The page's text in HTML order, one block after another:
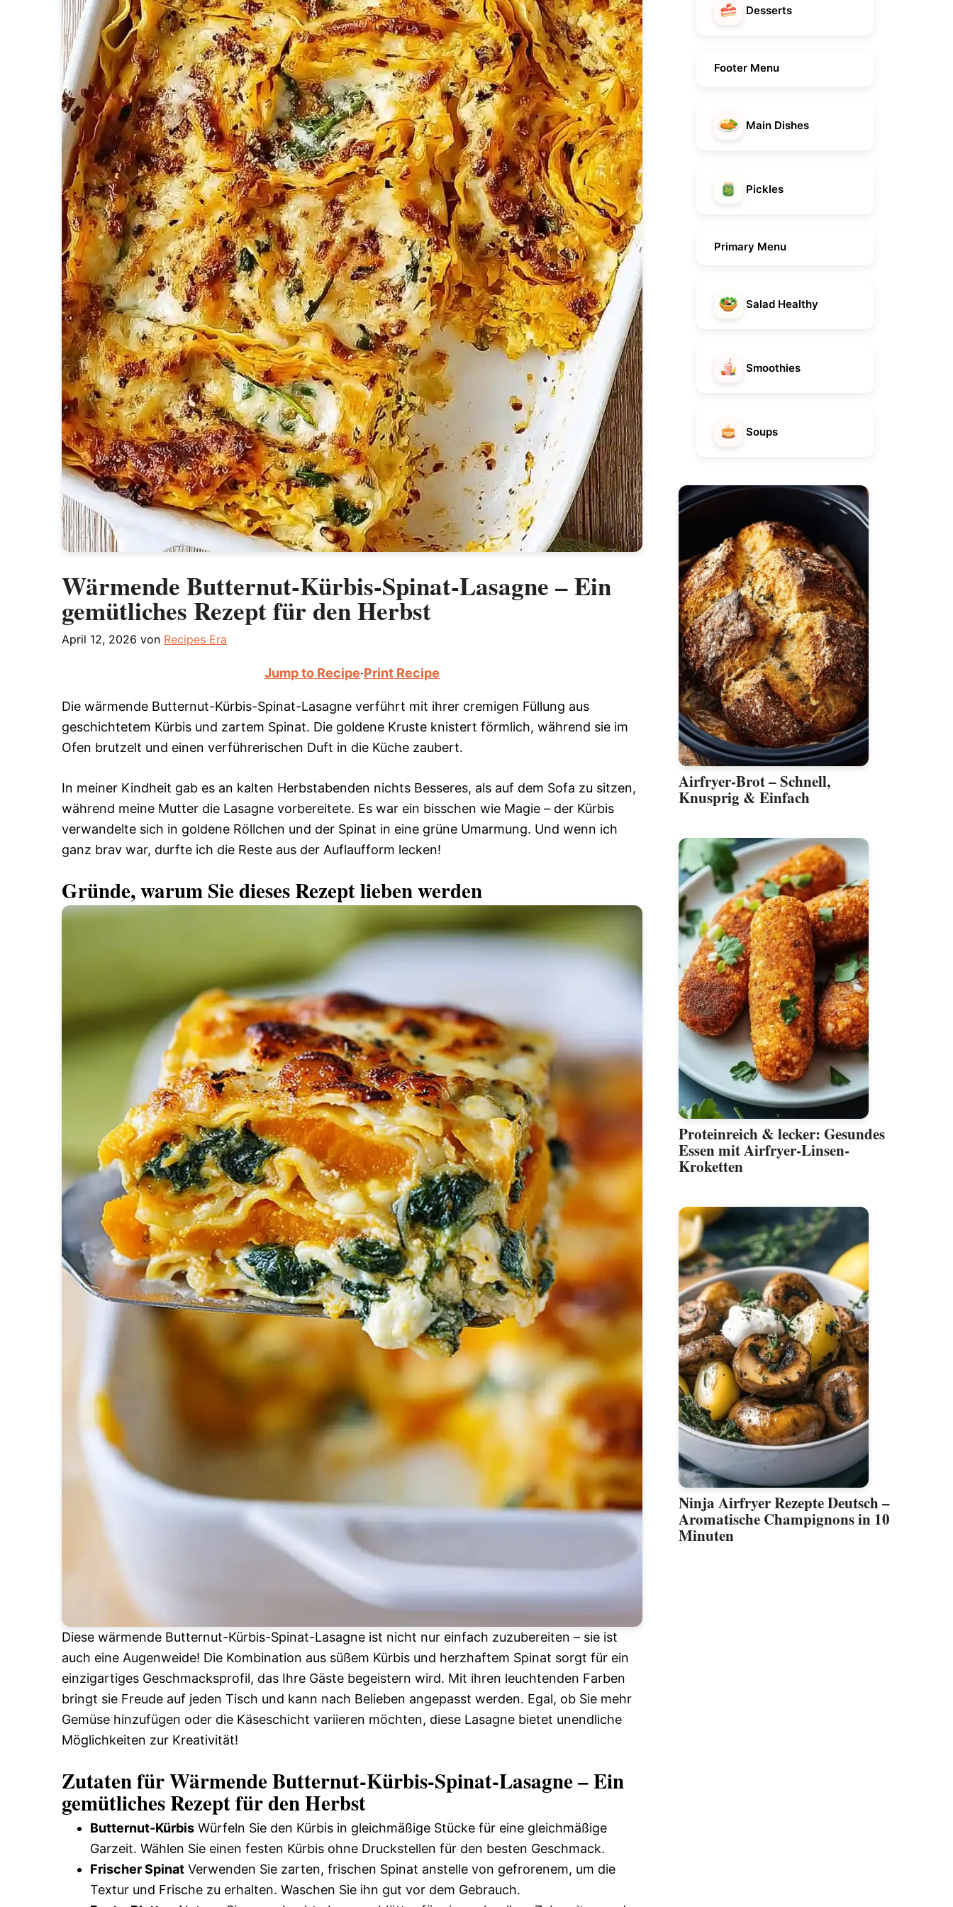
Wärmende Butternut-Kürbis-Spinat-Lasagne – Ein
gemütliches Rezept für den Herbst
April 12, 2026 von Recipes Era
Jump to Recipe·Print Recipe
Die wärmende Butternut-Kürbis-Spinat-Lasagne verführt mit ihrer cremigen Füllung aus
geschichtetem Kürbis und zartem Spinat. Die goldene Kruste knistert förmlich, während sie im
Ofen brutzelt und einen verführerischen Duft in die Küche zaubert.
In meiner Kindheit gab es an kalten Herbstabenden nichts Besseres, als auf dem Sofa zu sitzen,
während meine Mutter die Lasagne vorbereitete. Es war ein bisschen wie Magie – der Kürbis
verwandelte sich in goldene Röllchen und der Spinat in eine grüne Umarmung. Und wenn ich
ganz brav war, durfte ich die Reste aus der Auflaufform lecken!
Gründe, warum Sie dieses Rezept lieben werden
Diese wärmende Butternut-Kürbis-Spinat-Lasagne ist nicht nur einfach zuzubereiten – sie ist
auch eine Augenweide! Die Kombination aus süßem Kürbis und herzhaftem Spinat sorgt für ein
einzigartiges Geschmacksprofil, das Ihre Gäste begeistern wird. Mit ihren leuchtenden Farben
bringt sie Freude auf jeden Tisch und kann nach Belieben angepasst werden. Egal, ob Sie mehr
Gemüse hinzufügen oder die Käseschicht variieren möchten, diese Lasagne bietet unendliche
Möglichkeiten zur Kreativität!
Zutaten für Wärmende Butternut-Kürbis-Spinat-Lasagne – Ein
gemütliches Rezept für den Herbst
Butternut-Kürbis Würfeln Sie den Kürbis in gleichmäßige Stücke für eine gleichmäßige
Garzeit. Wählen Sie einen festen Kürbis ohne Druckstellen für den besten Geschmack.
Frischer Spinat Verwenden Sie zarten, frischen Spinat anstelle von gefrorenem, um die
Textur und Frische zu erhalten. Waschen Sie ihn gut vor dem Gebrauch.
Desserts
Footer Menu
Main Dishes
Pickles
Primary Menu
Salad Healthy
Smoothies
Soups
Airfryer-Brot – Schnell,
Knusprig & Einfach
Proteinreich & lecker: Gesundes
Essen mit Airfryer-Linsen-
Kroketten
Ninja Airfryer Rezepte Deutsch –
Aromatische Champignons in 10
Minuten